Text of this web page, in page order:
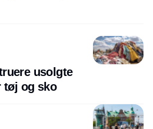
usolgte
tøj og sko